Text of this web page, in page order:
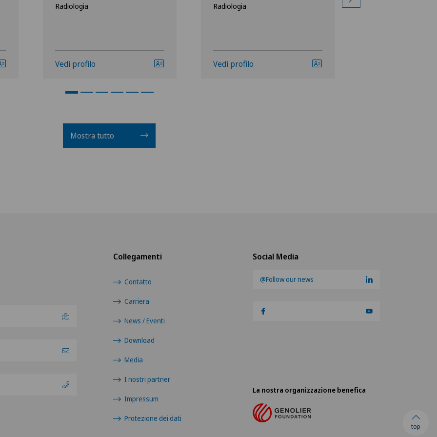
Radiologia
Vedi profilo
Radiologia
Vedi profilo
Mostra tutto
Social Media
@Follow our news
Collegamenti
Contatto
Carriera
News / Eventi
Download
Media
I nostri partner
Impressum
Protezione dei dati
La nostra organizzazione benefica
top